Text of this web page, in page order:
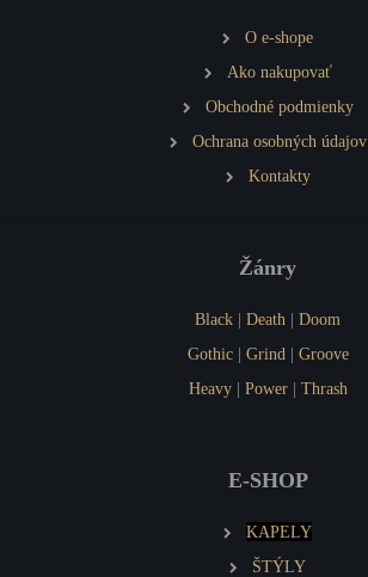
O e-shope
Ako nakupovať
Obchodné podmienky
Ochrana osobných údajov
Kontakty
Žánry
Black | Death | Doom
Gothic| Grind | Groove
Heavy| Power| Thrash
E-SHOP
KAPELY
ŠTÝLY